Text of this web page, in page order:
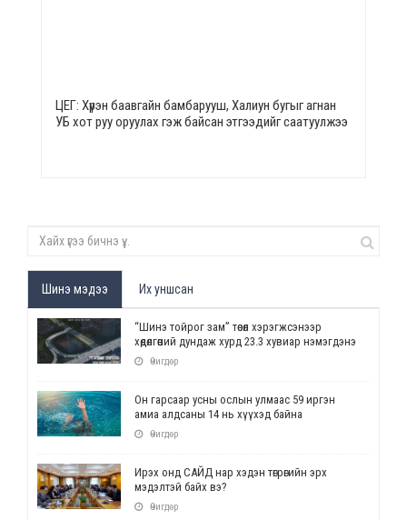
ЦЕГ: Хүрэн баавгайн бамбарууш, Халиун бугыг агнан
УБ хот руу оруулах гэж байсан этгээдийг саатуулжээ
Шинэ мэдээ Их уншсан
“Шинэ тойрог зам” төсөл хэрэгжсэнээр
хөдөлгөөний дундаж хурд 23.3 хувиар нэмэгдэнэ
Өчигдөр
Он гарсаар усны ослын улмаас 59 иргэн
амиа алдсаны 14 нь хүүхэд байна
Өчигдөр
Ирэх онд САЙД нар хэдэн төгрөгийн эрх
мэдэлтэй байх вэ?
Өчигдөр